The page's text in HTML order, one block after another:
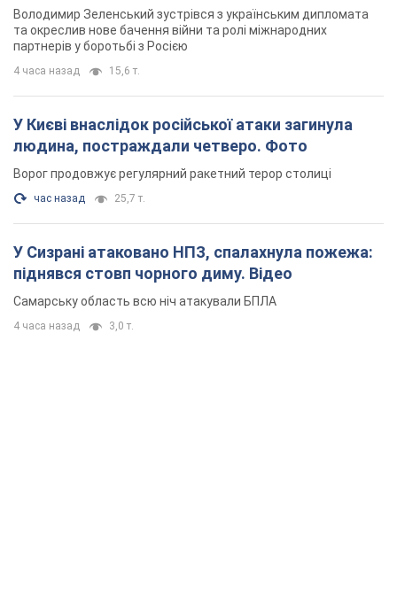
Володимир Зеленський зустрівся з українським дипломата
та окреслив нове бачення війни та ролі міжнародних
партнерів у боротьбі з Росією
4 часа назад 15,6 т.
У Києві внаслідок російської атаки загинула
людина, постраждали четверо. Фото
Ворог продовжує регулярний ракетний терор столиці
час назад 25,7 т.
У Сизрані атаковано НПЗ, спалахнула пожежа:
піднявся стовп чорного диму. Відео
Самарську область всю ніч атакували БПЛА
4 часа назад 3,0 т.